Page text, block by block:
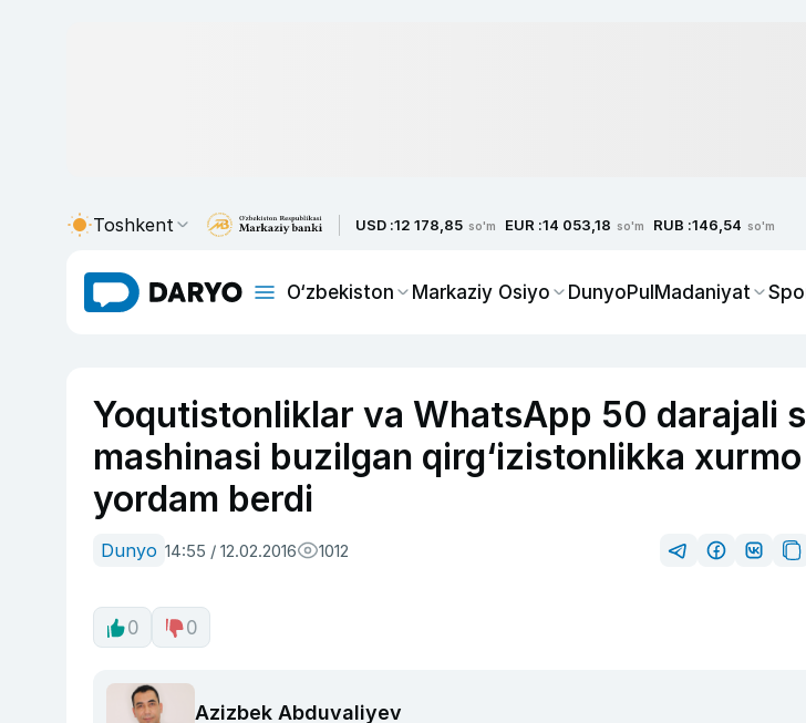
Toshkent USD :12 178,85 so'm EUR :14 053,18 so'm RUB :146,54 so'm
O‘zbekiston Markaziy Osiyo DunyoPulMadaniyat
Yoqutistonliklar va WhatsApp 50 darajali
mashinasi buzilgan qirg‘izistonlikka
yordam berdi
Dunyo 14:55 / 12.02.2016 1012
0 0
Azizbek Abduvaliyev